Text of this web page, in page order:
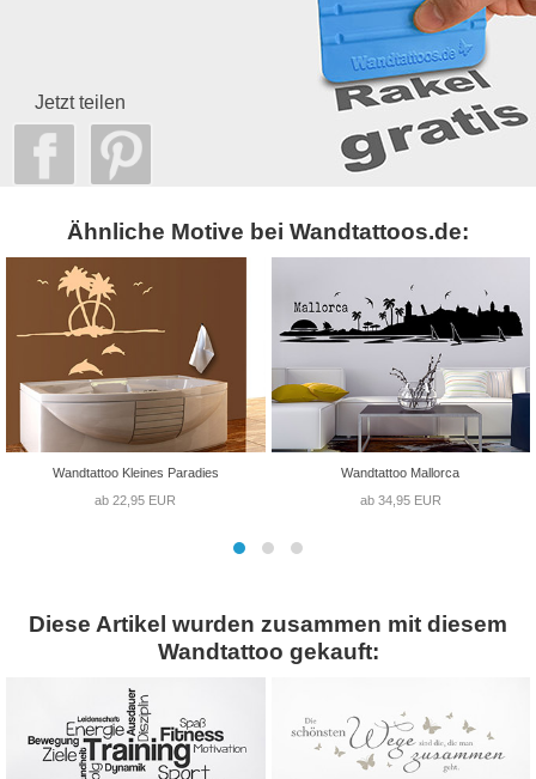
Jetzt teilen
Ähnliche Motive bei Wandtattoos.de:
Wandtattoo Kleines Paradies
ab 22,95 EUR
Wandtattoo Mallorca
ab 34,95 EUR
Diese Artikel wurden zusammen mit diesem
Wandtattoo gekauft: